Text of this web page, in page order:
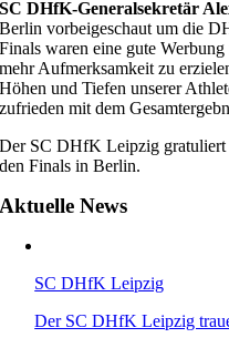
SC DHfK-Generalsekretär
Berlin vorbeigeschaut um die
Finals waren eine gute
mehr Aufmerksamkeit zu
Höhen und Tiefen unserer
zufrieden mit dem
Der SC DHfK Leipzig gratuliert
den Finals in Berlin.
Aktuelle News
SC DHfK Leipzig
Der SC DHfK Leipzig